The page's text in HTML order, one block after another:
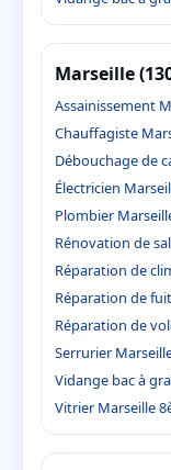
Marseille
Assainissement
Chauffagiste
Débouchage de
Électricien
Plombier
Rénovation de
Réparation de
Réparation de
Réparation de
Serrurier
Vidange bac à
Vitrier Marseille